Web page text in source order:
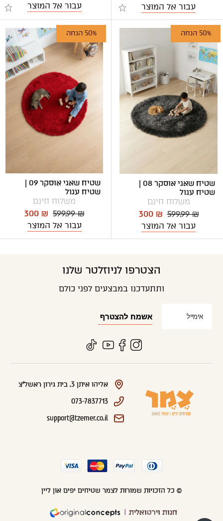
עבור אל המוצר
עבור אל המוצר
50% הנחה
שטיח שאגי אוסקר 08 |
שטיח עגול
משלוח חינם
599.99 ₪
300 ₪
עבור אל המוצר
50% הנחה
שטיח שאגי אוסקר 09 |
שטיח עגול
משלוח חינם
599.99 ₪
300 ₪
עבור אל המוצר
הצטרפו לניוזלטר שלנו
ותתעדכנו במבצעים לפני כולם
אליהו איתן 3, בית גירון ראשל"צ
073-7837713
support@tzemer.co.il
© כל הזכויות שמורות לצמר שטיחים יפים און ליין
חנות וירטואלית